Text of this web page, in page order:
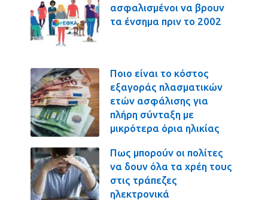
ασφαλισμένοι να βρουν
τα ένσημα πριν το 2002
Ποιο είναι το κόστος
εξαγοράς πλασματικών
ετών ασφάλισης για
πλήρη σύνταξη με
μικρότερα όρια ηλικίας
Πως μπορούν οι πολίτες
να δουν όλα τα χρέη τους
στις τράπεζες
ηλεκτρονικά